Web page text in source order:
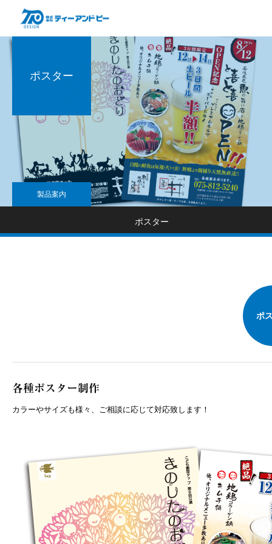
ポスター
製品案内
ポスター
ポ
各種ポスター制作
カラーやサイズも様々、ご相談に応じて対応致します！